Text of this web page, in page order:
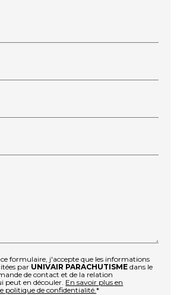
formulaire, j'accepte que les informations
par UNIVAIR PARACHUTISME dans le
de contact et de la relation
peut en découler. En savoir plus en
politique de confidentialité.*